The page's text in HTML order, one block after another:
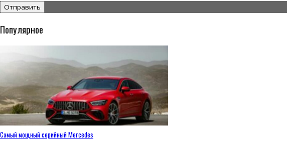
Популярное
Самый мощный серийный Mercedes